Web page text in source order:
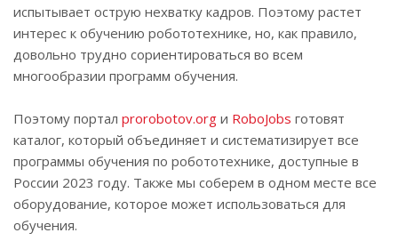
испытывает острую нехватку кадров. Поэтому растет
интерес к обучению робототехнике, но, как правило,
довольно трудно сориентироваться во всем
многообразии программ обучения.
Поэтому портал prorobotov.org и RoboJobs готовят
каталог, который объединяет и систематизирует все
программы обучения по робототехнике, доступные в
России 2023 году. Также мы соберем в одном месте все
оборудование, которое может использоваться для
обучения.